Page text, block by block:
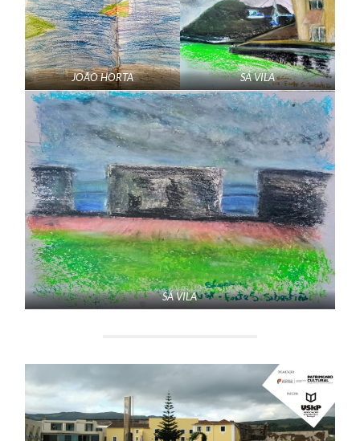
JOÃO HORTA SÁ VILA
SÁ VILA